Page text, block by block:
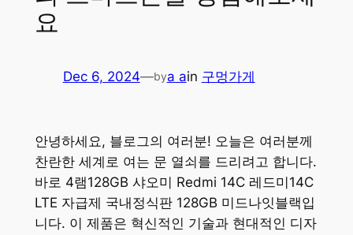
요
Dec 6, 2024—bya ain 구멍가게
안녕하세요, 블로그의 여러분! 오늘은 여러분께
찬란한 세계로 여는 문 열쇠를 드리려고 합니다.
바로 4램128GB 샤오미 Redmi 14C 레드미14C
LTE 자급제 국내정식판 128GB 미드나잇블랙입
니다. 이 제품은 혁신적인 기술과 현대적인 디자